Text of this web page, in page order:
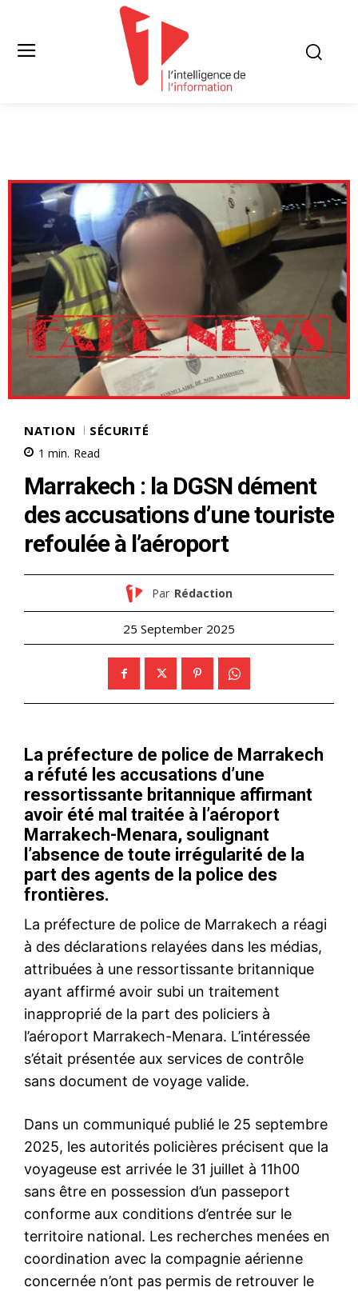
NATION SÉCURITÉ
1 min. Read
Marrakech : la DGSN dément
des accusations d’une touriste
refoulée à l’aéroport
Par Rédaction
25 September 2025
La préfecture de police de Marrakech
a réfuté les accusations d’une
ressortissante britannique affirmant
avoir été mal traitée à l’aéroport
Marrakech-Menara, soulignant
l’absence de toute irrégularité de la
part des agents de la police des
frontières.
La préfecture de police de Marrakech a réagi
à des déclarations relayées dans les médias,
attribuées à une ressortissante britannique
ayant affirmé avoir subi un traitement
inapproprié de la part des policiers à
l’aéroport Marrakech-Menara. L’intéressée
s’était présentée aux services de contrôle
sans document de voyage valide.
Dans un communiqué publié le 25 septembre
2025, les autorités policières précisent que la
voyageuse est arrivée le 31 juillet à 11h00
sans être en possession d’un passeport
conforme aux conditions d’entrée sur le
territoire national. Les recherches menées en
coordination avec la compagnie aérienne
concernée n’ont pas permis de retrouver le